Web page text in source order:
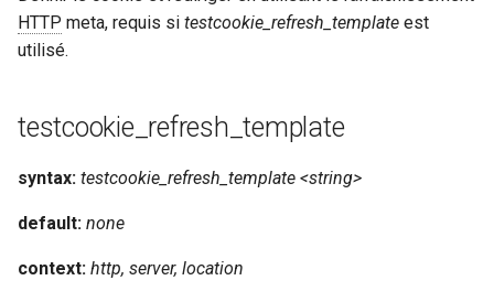
HTTP meta, requis si testcookie_refresh_template est
utilisé.
testcookie_refresh_template
syntax: testcookie_refresh_template <string>
default: none
context: http, server, location